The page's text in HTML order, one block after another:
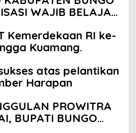
WAJIB BELAJAR
Kemerdekaan RI ke-
Kuamang.
atas pelantikan
Harapan
PROWITRA
BUPATI BUNGO